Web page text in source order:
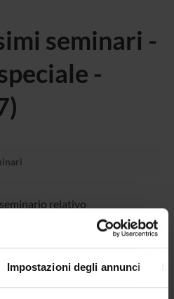
Impostazioni degli annunci
seminari -
-
relativo
speciale.